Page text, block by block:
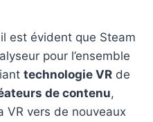
est évident que Steam
pour l’ensemble
technologie VR de
de contenu,
VR vers de nouveaux